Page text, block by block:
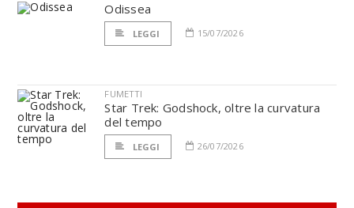
Odissea
LEGGI 15/07/2026
FUMETTI
Star Trek: Godshock, oltre la curvatura
del tempo
LEGGI 26/07/2026